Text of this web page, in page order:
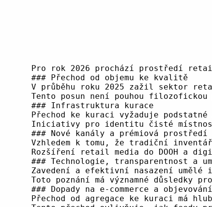
Pro rok 2026 prochází prostředí retail media zásadní proměnou. To, co v roce 2025 začalo jako závod o objem a agregaci trhu, se nyní rozhodně přesouvá ke kuraci, kvalitě a měřitelným výsledkům. Tento přechod odráží dozrávající trh, kde zainteresované subjekty - vydavatelé, reklamní sítě, maloobchodníci a značky - přehodnocují své strategie, aby budovaly udržitelné konkurenční výhody prostřednictvím transparentnosti a efektivity, spíše než pouhým rozsahem.
### Přechod od objemu ke kvalitě
V průběhu roku 2025 zažil sektor retail media rychlý rozmach charakterizovaný strategiemi orientovanými na kvantitu a agregací širokého inventáře. Analýza odvětví však odhaluje, že tento přístup odhalil značné neefektivity. Zduřelé cesty dodávek, praktiky cirkulárního